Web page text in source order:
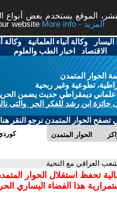
الموقع يستخدم بعض أنواع
website
More info - المزيد
اليسار -وكالة أنباء العلمانية -وكالة
الاقتصاد - اخبار الطب والعلوم
الحوار المتمدن
تطوعية وغير ربحية
ديمقراطي حديث يضمن الحرية
جائزة ابن رشد للفكر الحر والتى
تصفح الحوار المتمدن نرجو النقر
الحوار المتمدن
العراقي مع التحية
تحفظ استقلال الحوار
هذا الفضاء اليساري الحر